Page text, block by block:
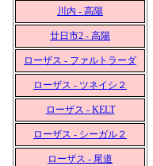
川内 - 高陽
廿日市2 - 高陽
ローザス - ファルトラーダ
ローザス - ツネイシ２
ローザス - KELT
ローザス - シーガル２
ローザス - 尾道